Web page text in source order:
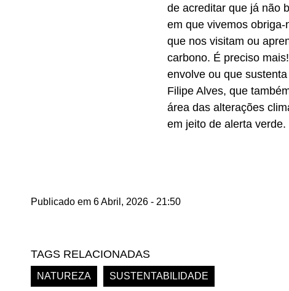
de acreditar que já não
em que vivemos
que nos visitam ou
carbono. É preciso
envolve ou que
Filipe Alves, que
área das alterações
em jeito de alerta verde.
Publicado em 6 Abril, 2026 - 21:50
TAGS RELACIONADAS
NATUREZA SUSTENTABILIDADE